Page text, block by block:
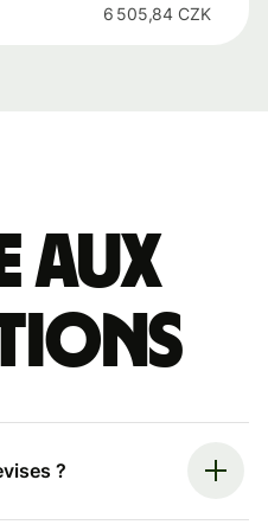
6 505,84 CZK
aux
?